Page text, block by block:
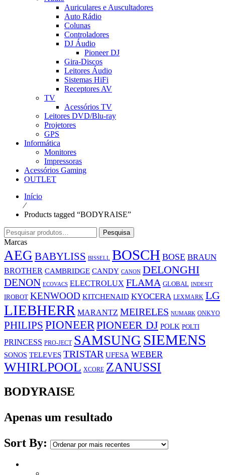
Auriculares e Auscultadores
Auto Rádio
Colunas
Controladores
DJ Áudio
Pioneer DJ
Gira-Discos
Leitores Áudio
Sistemas HiFi
Receptores AV
TV
Acessórios TV
Leitores DVD/Blu-ray
Projetores
GPS
Informática
Monitores
Impressoras
Acessórios Gaming
OUTLET
Início
⁄
Products tagged “BODYRAISE”
Pesquisar
por:
Pesquisa
Marcas
AEG BABYLISS BISSELL BOSCH BOSE BRAUN
BROTHER CAMBRIDGE CANDY CANON DELONGHI
DENON ECOVACS ELECTROLUX FLAMA GLOBAL INDESIT
IROBOT KENWOOD KITCHENAID KYOCERA LEXMARK LG
LIEBHERR MARANTZ MEIRELES NUMARK ONKYO
PHILIPS PIONEERPIONEER DJ POLK POLTI
PRINCESS PRO-JECT SAMSUNG SIEMENS
SONOS TELEVES TRISTAR UFESA WEBER
WHIRLPOOL XCORE ZANUSSI
BODYRAISE
Apenas um resultado
Sort By: